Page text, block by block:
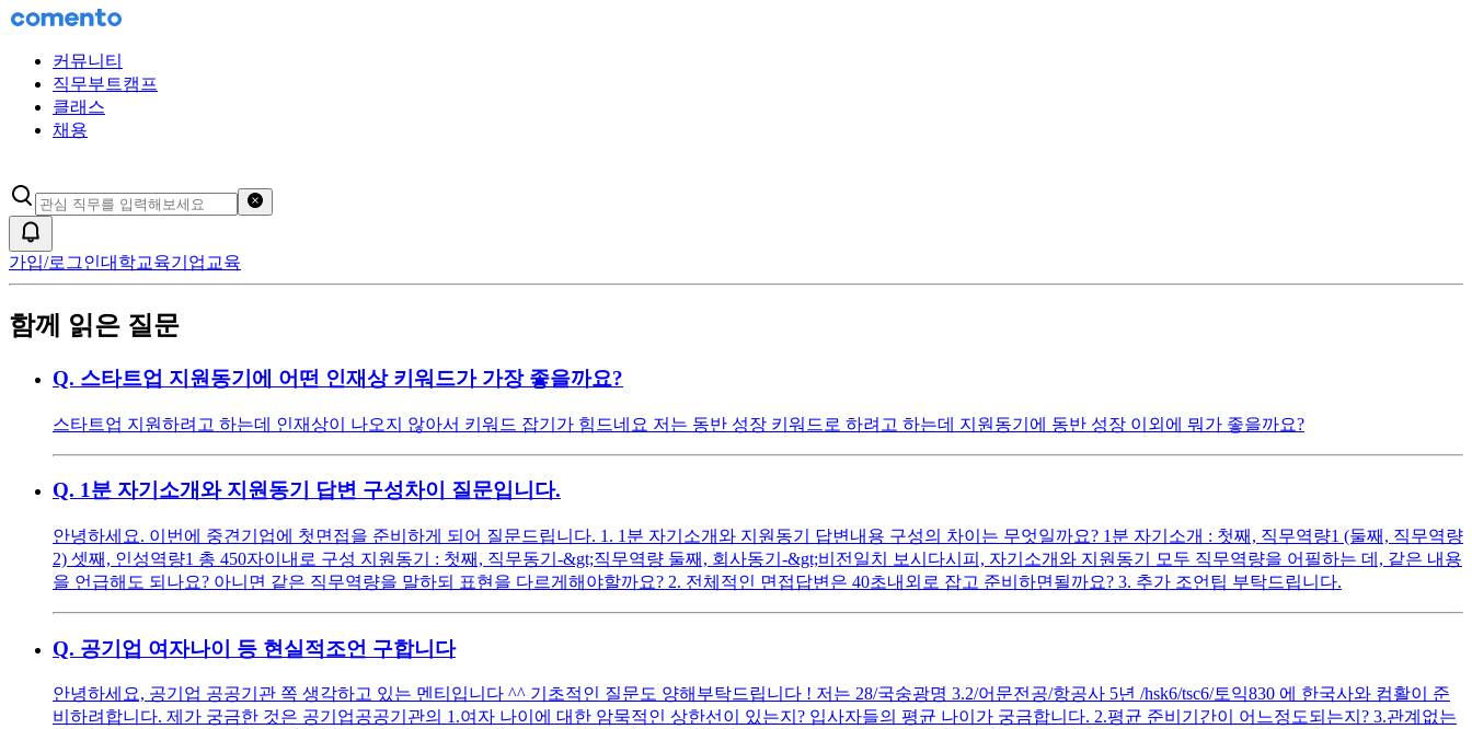
커뮤니티
직무부트캠프
클래스
채용
가입/로그인대학교육기업교육
함께 읽은 질문
Q. 스타트업 지원동기에 어떤 인재상 키워드가 가장 좋을까요?
스타트업 지원하려고 하는데 인재상이 나오지 않아서 키워드 잡기가 힘드네요 저는 동반 성장 키워드로 하려고 하는데 지원동기에 동반 성장 이외에 뭐가 좋을까요?
Q. 1분 자기소개와 지원동기 답변 구성차이 질문입니다.
안녕하세요. 이번에 중견기업에 첫면접을 준비하게 되어 질문드립니다. 1. 1분 자기소개와 지원동기 답변내용 구성의 차이는 무엇일까요? 1분 자기소개 : 첫째, 직무역량1 (둘째, 직무역량
2) 셋째, 인성역량1 총 450자이내로 구성 지원동기 : 첫째, 직무동기-&gt;직무역량 둘째, 회사동기-&gt;비전일치 보시다시피, 자기소개와 지원동기 모두 직무역량을 어필하는 데, 같은 내용
을 언급해도 되나요? 아니면 같은 직무역량을 말하되 표현을 다르게해야할까요? 2. 전체적인 면접답변은 40초내외로 잡고 준비하면될까요? 3. 추가 조언팁 부탁드립니다.
Q. 공기업 여자나이 등 현실적조언 구합니다
안녕하세요, 공기업 공공기관 쪽 생각하고 있는 멘티입니다 ^^ 기초적인 질문도 양해부탁드립니다 ! 저는 28/국숭광명 3.2/어문전공/항공사 5년 /hsk6/tsc6/토익830 에 한국사와 컴활이 준
비하려합니다. 제가 궁금한 것은 공기업공공기관의 1.여자 나이에 대한 암묵적인 상한선이 있는지? 입사자들의 평균 나이가 궁금합니다. 2.평균 준비기간이 어느정도되는지? 3.관계없는